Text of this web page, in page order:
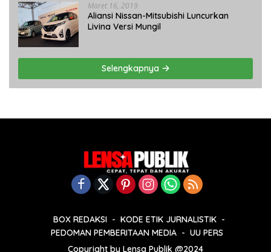
Maret 16, 2019
Aliansi Nissan-Mitsubishi Luncurkan
Livina Versi Mungil
Selengkapnya
BOX REDAKSI
KODE ETIK JURNALISTIK
PEDOMAN PEMBERITAAN MEDIA
UU PERS
Copyright by Lensa Publik @2024